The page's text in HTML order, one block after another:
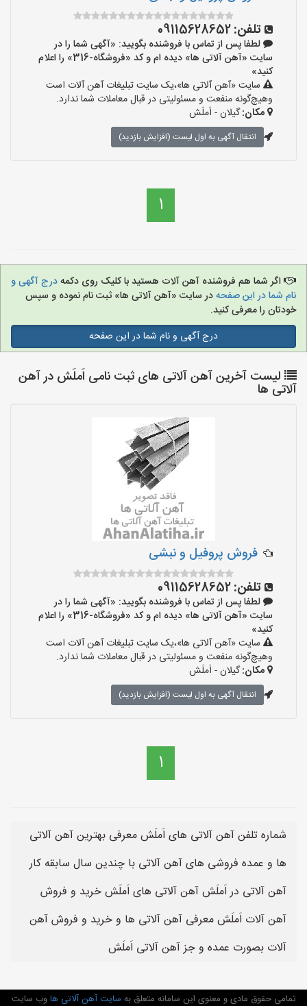
تلفن:09115628652
لطفا پس از تماس با فروشنده بگویید: «آگهی شما را در
سایت «آهن آلاتی ها» دیده ام و کد «فروشگاه-316» را اعلام
کنید»
سایت «آهن آلاتی ها»،یک سایت تبلیغات آهن آلات است
وهیچ‌گونه منفعت و مسئولیتی در قبال معاملات شما ندارد.
مکان:گیلان - اَملَش
انتقال آگهی به اول لیست (افزایش بازدید)
1
اگر شما هم فروشنده آهن آلات هستید با کلیک روی دکمهدرج آگهی و
نام شما در این صفحهدر سایت «آهن آلاتی ها» ثبت نام نموده و سپس
خودتان را معرفی کنید.
درج آگهی و نام شما در این صفحه
لیست آخرین آهن آلاتی های ثبت نامی اَملَش در آهن
آلاتی ها
فروش پروفیل و نبشی
تلفن:09115628652
لطفا پس از تماس با فروشنده بگویید: «آگهی شما را در
سایت «آهن آلاتی ها» دیده ام و کد «فروشگاه-316» را اعلام
کنید»
سایت «آهن آلاتی ها»،یک سایت تبلیغات آهن آلات است
وهیچ‌گونه منفعت و مسئولیتی در قبال معاملات شما ندارد.
مکان:گیلان - اَملَش
انتقال آگهی به اول لیست (افزایش بازدید)
1
شماره تلفن آهن آلاتی های اَملَش معرفی بهترین آهن آلاتی
ها و عمده فروشی های آهن آلاتی با چندین سال سابقه کار
آهن آلاتی در اَملَش آهن آلاتی های اَملَش خرید و فروش
آهن آلات اَملَش معرفی آهن آلاتی ها و خرید و فروش آهن
آلات بصورت عمده و جز آهن آلاتی اَملَش
تمامی حقوق مادی و معنوی این سامانه متعلق به سایت آهن آلاتی هاوب سایت